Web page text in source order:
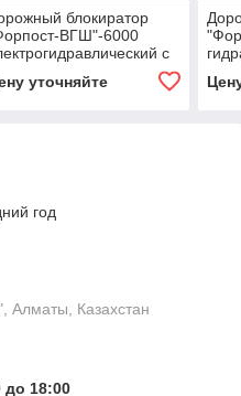
блокиратор
ВГШ"-6000
с
уточняйте
год
Алматы, Казахстан
до 18:00